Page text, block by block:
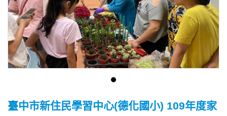
臺中市新住民學習中心(德化國小) 109年度家